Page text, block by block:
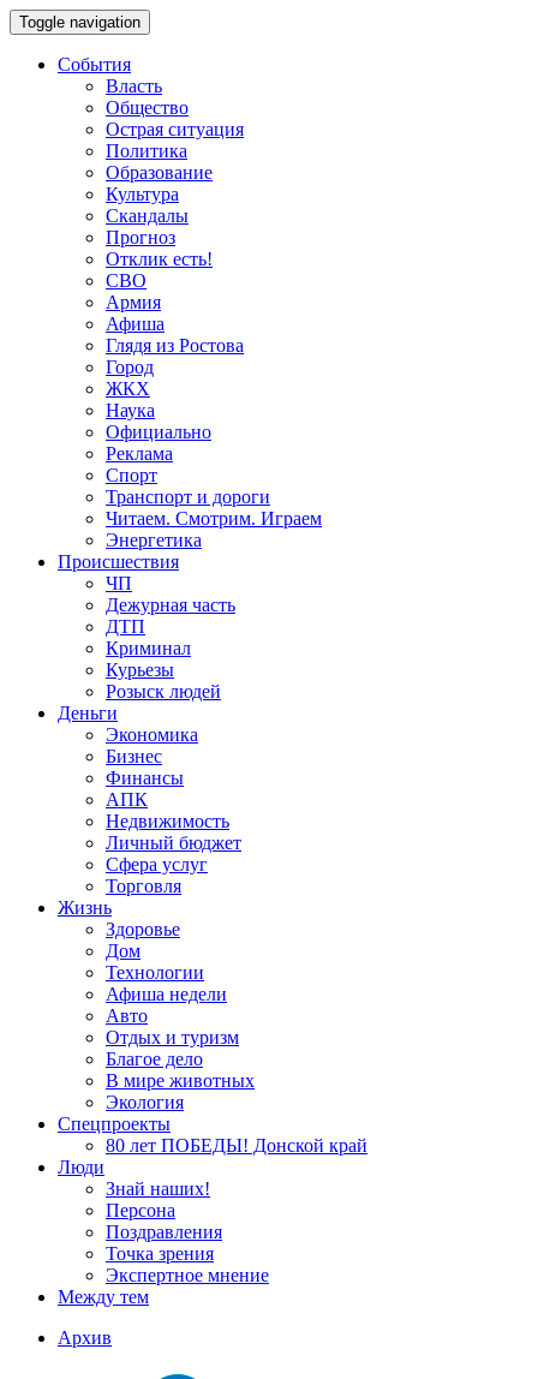
Toggle navigation
События
Власть
Общество
Острая ситуация
Политика
Образование
Культура
Скандалы
Прогноз
Отклик есть!
СВО
Армия
Афиша
Глядя из Ростова
Город
ЖКХ
Наука
Официально
Реклама
Спорт
Транспорт и дороги
Читаем. Смотрим. Играем
Энергетика
Происшествия
ЧП
Дежурная часть
ДТП
Криминал
Курьезы
Розыск людей
Деньги
Экономика
Бизнес
Финансы
АПК
Недвижимость
Личный бюджет
Сфера услуг
Торговля
Жизнь
Здоровье
Дом
Технологии
Афиша недели
Авто
Отдых и туризм
Благое дело
В мире животных
Экология
Спецпроекты
80 лет ПОБЕДЫ! Донской край
Люди
Знай наших!
Персона
Поздравления
Точка зрения
Экспертное мнение
Между тем
Архив